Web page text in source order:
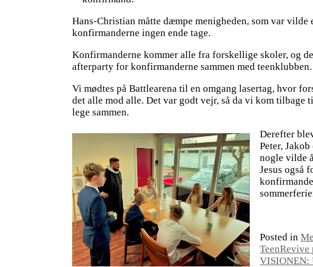
Hans-Christian måtte dæmpe menigheden, som var
konfirmanderne ingen ende tage.
Konfirmanderne kommer alle fra forskellige skoler, og
afterparty for konfirmanderne sammen med teenklubben.
Vi mødtes på Battlearena til en omgang lasertag, hvor
det alle mod alle. Det var godt vejr, så da vi kom
lege sammen.
Derefter
Peter,
nogle vilde
Jesus også
Posted in
Indlægsnavigation
TeenRevive
VISIONEN: